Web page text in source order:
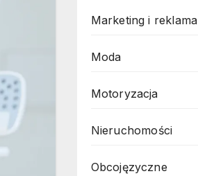
Marketing i reklama
Moda
Motoryzacja
Nieruchomości
Obcojęzyczne